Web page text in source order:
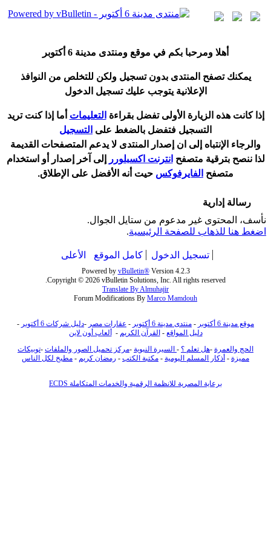
هلا ومرحبا بكم في موقع ومنتدى مدينة 6 أكتوبر
يمكنك تصفح المنتدى بدون تسجيل ولكن للتخلص من النوافذ
الإعلانية يتوجب عليك تسجيل الدخول
إذا كانت هذه الزيارة الأولى تفضل بقراءة التعليمات ما إذا كنت تريد
التسجيل فتفضل بالضغط على التسجيل
والرجاء الإنتباه إلى ان إصدار المنتدى لا يدعم المتصفحات القديمة
لذا ننصح بترقية متصفح انترنت اكسبلورر إلى آخر إصدار أو استخدام
متصفح الفايرفوكس حيت نه الأفضل على الإطلاق.
رسالة إدارية
نأسف، المحتوى غير مدعوم من ستايل الجوال.
اضغط هنا للذهاب للصفحة الرئيسية.
تسجيل الدخول كامل الموقع الأعلى
Powered by vBulletin®Version 4.2.3
Copyright © 2026 vBulletin Solutions, Inc. All rights reserved.
Translate By Almuhajir
Forum Modifications By Marco Mamdouh
موقع مدينة 6 أكتوبر - منتدى مدينة 6 أكتوبر - عقارات مصر -دليل شركات 6 أكتوبر
-
دليل المواقع - القرآن الكريم -
ألعاب أون لاين
الحج والعمرة -هل تعلم ؟ - السيرة النبوية -مركز تحميل الصور والملفات -توبيكات
مميزة - أذكار المسلم اليومية - مكتبة الكتب - رمضان كريم - مطبخ لكل الناس
برعاية المصرية للانظمة الرقمية والخدمات المتكاملة ECDS